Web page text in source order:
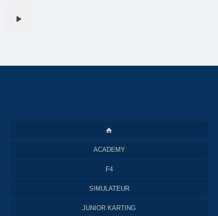
ACADEMY
F4
SIMULATEUR
JUNIOR KARTING